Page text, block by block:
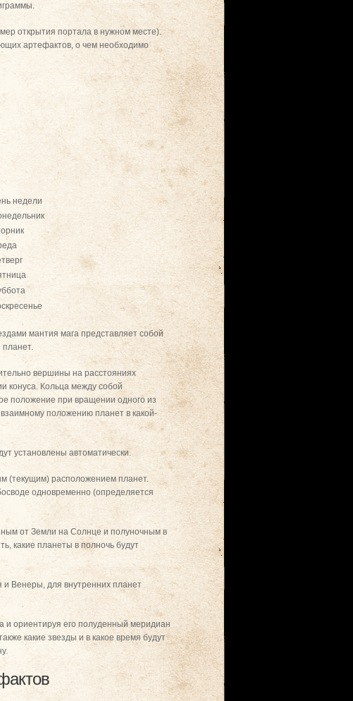
открытия портала в нужном месте).
артефактов, о чем необходимо
недели
мантия мага представляет собой
планет.
вершины на расстояниях
конуса. Кольца между собой
положение при вращении одного из
положению планет в какой-
установлены автоматически.
(текущим) расположением планет.
одновременно (определяется
от Земли на Солнце и полуночным в
какие планеты в полночь будут
Венеры, для внутренних планет
и ориентируя его полуденный меридиан
какие звезды и в какое время будут